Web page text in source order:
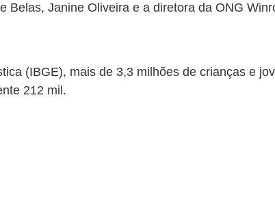
Belas, Janine Oliveira e a diretora da ONG
(IBGE), mais de 3,3 milhões de crianças e
212 mil.